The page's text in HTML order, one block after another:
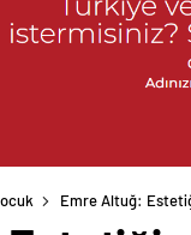
Emre Altuğ: